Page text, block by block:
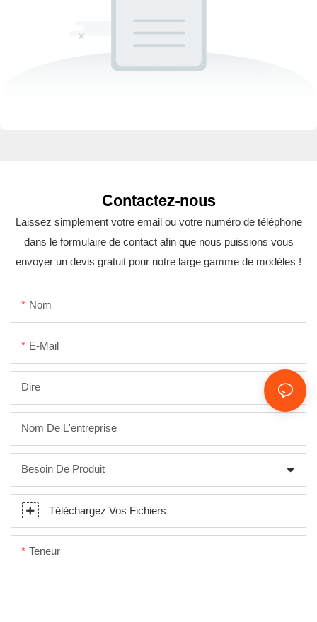
Contactez-nous
Laissez simplement votre email ou votre numéro de téléphone
dans le formulaire de contact afin que nous puissions vous
envoyer un devis gratuit pour notre large gamme de modèles !
Nom
E-Mail
Dire
Nom De L'entreprise
Besoin De Produit
Téléchargez Vos Fichiers
Teneur